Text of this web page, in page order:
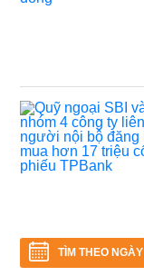
TÌM THEO NGÀY